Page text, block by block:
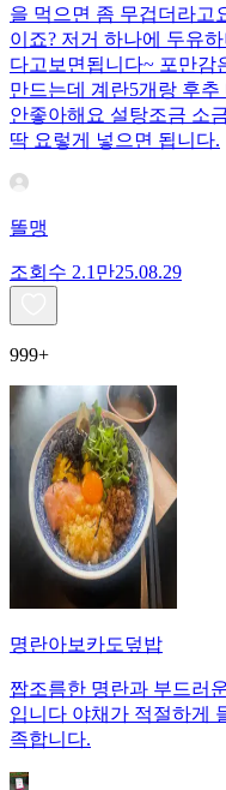
을 먹으면 좀 무겁더라고
이죠? 저거 하나에 두유
다고보면됩니다~ 포만감
만드는데 계란5개랑 후
안좋아해요 설탕조금 소
딱 요렇게 넣으면 됩니다.
똘맹
조회수 2.1만25.08.29
999+
명란아보카도덮밥
짭조름한 명란과 부드러
입니다 야채가 적절하게
족합니다.